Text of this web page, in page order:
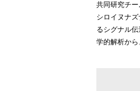
共同研究チ
シロイヌナ
るシグナル
学的解析か